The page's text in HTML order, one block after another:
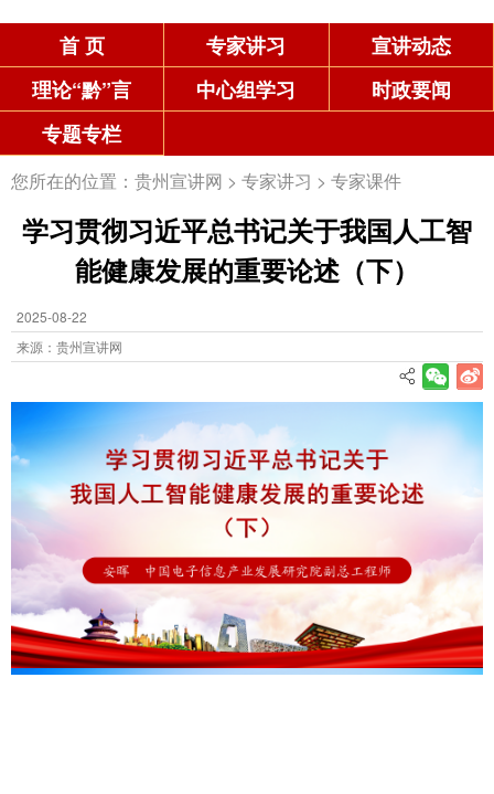
首 页 专家讲习
宣讲动态
理论“黔”言
中心组学习
时政要闻
专题专栏
您所在的位置： 贵州宣讲网 > 专家讲习 > 专家课件
学习贯彻习近平总书记关于我国人工智
能健康发展的重要论述（下）
2025-08-22
来源：贵州宣讲网